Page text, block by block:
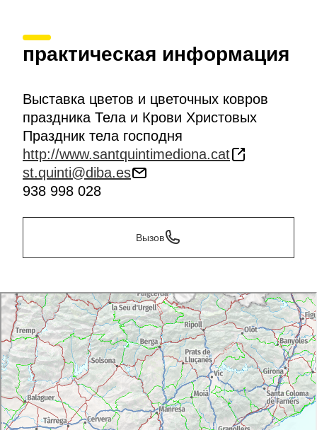
практическая информация
Выставка цветов и цветочных ковров
праздника Тела и Крови Христовых
Праздник тела господня
http://www.santquintimediona.cat
st.quinti@diba.es
938 998 028
Вызов